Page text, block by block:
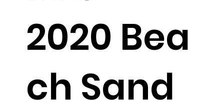
2020 Bea
ch Sand